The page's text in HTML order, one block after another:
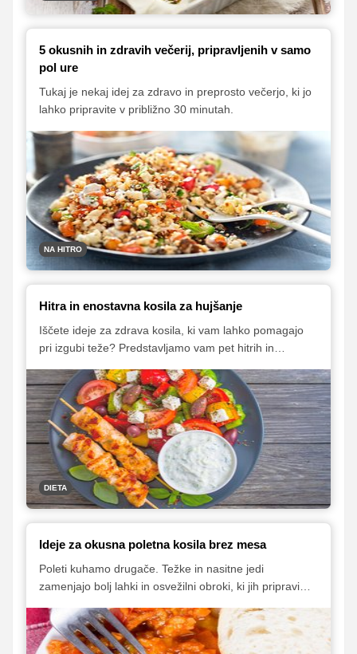
5 okusnih in zdravih večerij, pripravljenih v samo
pol ure
Tukaj je nekaj idej za zdravo in preprosto večerjo, ki jo
lahko pripravite v približno 30 minutah.
NA HITRO
Hitra in enostavna kosila za hujšanje
Iščete ideje za zdrava kosila, ki vam lahko pomagajo
pri izgubi teže? Predstavljamo vam pet hitrih in
DIETA
Ideje za okusna poletna kosila brez mesa
Poleti kuhamo drugače. Težke in nasitne jedi
zamenjajo bolj lahki in osvežilni obroki, ki jih pripravimo
krožnikih večinoma kraljuje zelenjava, ki jo je poleti
resnično v izobilju, prav tako pa tudi ne zahteva